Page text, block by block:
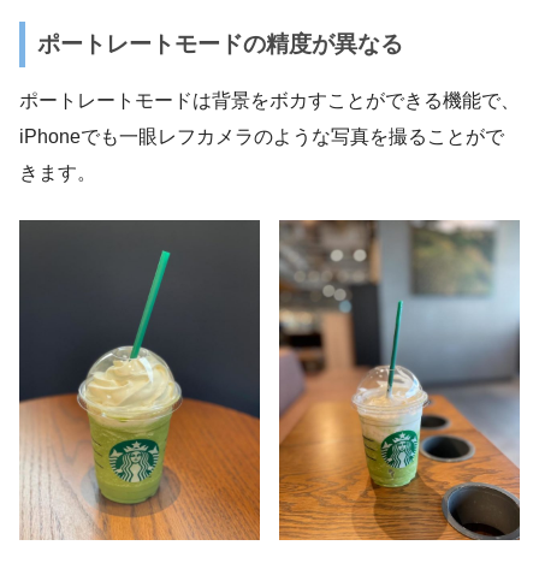
ポートレートモードの精度が異なる
ポートレートモードは背景をボカすことができる機能で、
iPhoneでも一眼レフカメラのような写真を撮ることがで
きます。